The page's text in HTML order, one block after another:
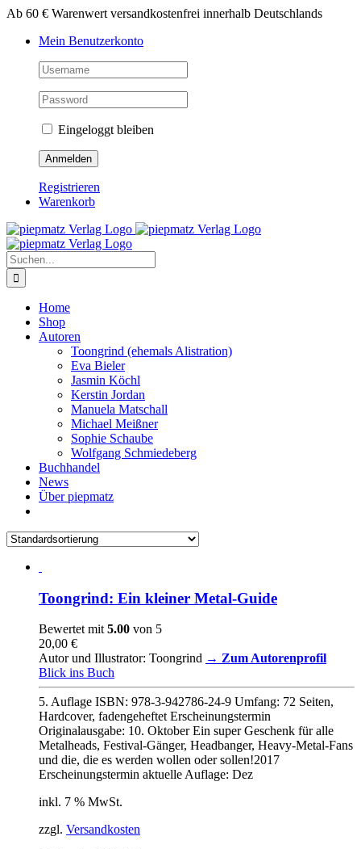
Zum
springen
Ab 60 € Warenwert versandkostenfrei innerhalb Deutschlands
Mein Benutzerkonto
Eingeloggt bleiben
Registrieren
Warenkorb
Suche
nach:
Home
Shop
Autoren
Toongrind (ehemals Alistration)
Eva Bieler
Jasmin Köchl
Kerstin Jordan
Manuela Matschall
Michael Meißner
Sophie Schaube
Wolfgang Schmiedeberg
Buchhandel
News
Über piepmatz
Toongrind: Ein kleiner Metal-Guide
Bewertet mit5.00 von 5
20,00 €
Autor und Illustrator: Toongrind → Zum Autorenprofil
Blick ins Buch
5. Auflage ISBN: 978-3-942786-24-9 Umfang: 72 Seiten,
Hardcover, fadengeheftetErscheinungstermin
Originalausgabe: 10. OktoberEin super Geschenk für alle
Metalheads, Festival-Gänger, Headbanger, Heavy-Metal-Fans
und die, die es werden wollen oder sollen!2017
Erscheinungstermin aktuelle Auflage: Dez
inkl. 7 % MwSt.
zzgl. Versandkosten